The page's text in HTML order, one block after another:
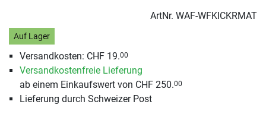
ArtNr. WAF-WFKICKRMAT
Auf Lager
Versandkosten: CHF 19.00
Versandkostenfreie Lieferung
ab einem Einkaufswert von CHF 250.00
Lieferung durch Schweizer Post